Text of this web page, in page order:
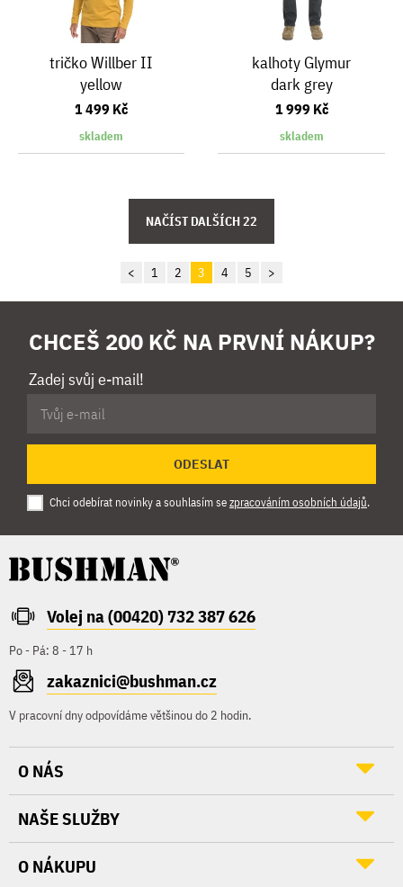
tričko Willber II
yellow
1 499 Kč
skladem
kalhoty Glymur
dark grey
1 999 Kč
skladem
< 1 2 3 4 5 >
CHCEŠ 200 KČ NA PRVNÍ NÁKUP?
Zadej svůj e-mail!
ODESLAT
Chci odebírat novinky a souhlasím sezpracováním osobních údajů.
Volej na (00420) 732 387 626
Po - Pá: 8 - 17 h
zakaznici@bushman.cz
V pracovní dny odpovídáme většinou do 2 hodin.
O NÁS
NAŠE SLUŽBY
O NÁKUPU